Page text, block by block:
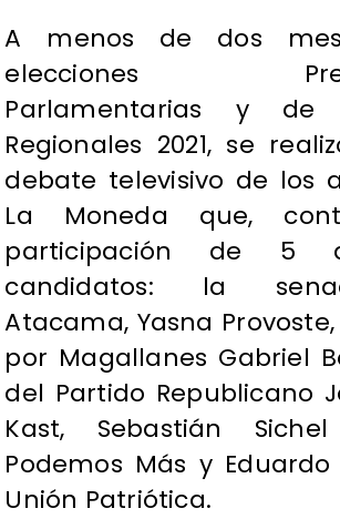
A menos de dos
elecciones
Parlamentarias y de
Regionales 2021, se
debate televisivo de los
La Moneda que,
participación de
candidatos: la
Atacama, Yasna
por Magallanes Gabriel
del Partido Republicano
Kast, Sebastián
Podemos Más y
Unión Patriótica.